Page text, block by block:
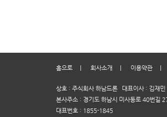
홈으로 회사소개 이용약관
상호 : 주식회사 하남드론 대표이사 : 김재민
본사주소 : 경기도 하남시 미사동로 40번길
대표번호 : 1855-1845